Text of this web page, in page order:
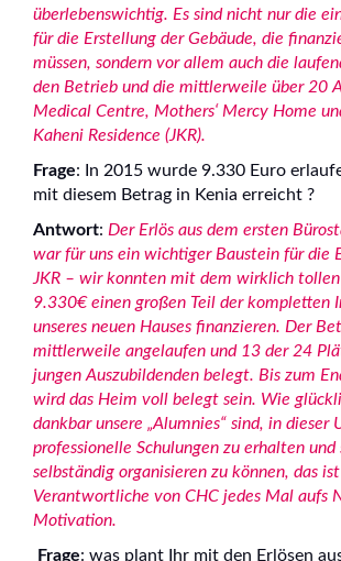
überlebenswichtig. Es sind nicht nur die
für die Erstellung der Gebäude, die
müssen, sondern vor allem auch die
den Betrieb und die mittlerweile über 20
Medical Centre, Mothers‘ Mercy Home
Kaheni Residence (JKR).
Frage: In 2015 wurde 9.330 Euro
mit diesem Betrag in Kenia erreicht ?
Antwort: Der Erlös aus dem ersten
war für uns ein wichtiger Baustein für die
JKR – wir konnten mit dem wirklich tollen
9.330€ einen großen Teil der kompletten
unseres neuen Hauses finanzieren. Der
mittlerweile angelaufen und 13 der 24
jungen Auszubildenden belegt. Bis zum
wird das Heim voll belegt sein. Wie
dankbar unsere „Alumnies“ sind, in dieser
professionelle Schulungen zu erhalten und
selbständig organisieren zu können, das
Verantwortliche von CHC jedes Mal aufs
Motivation.
Frage: was plant Ihr mit den Erlösen